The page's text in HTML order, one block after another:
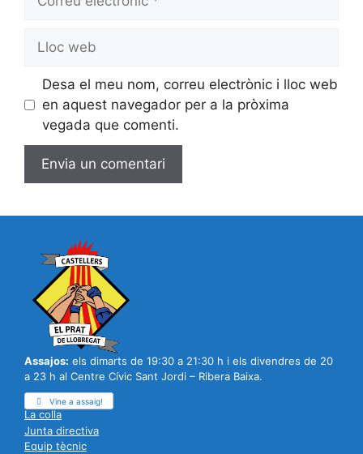
electrònic
web
Desa el meu nom, correu electrònic i lloc web
en aquest navegador per a la pròxima
vegada que comenti.
Assajos: els dimarts de 19:30 a 21:30 h i els divendres de 20
a 23 h al Centre Cívic Sant Jordi – Ribera Baixa.
Vine a assaig!
La colla
Junta directiva
Equip tècnic